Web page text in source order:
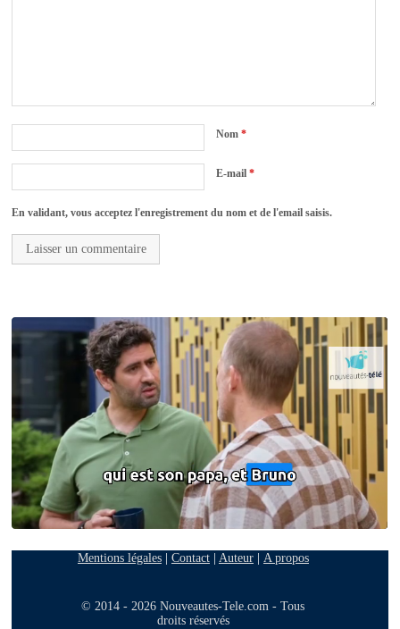
Nom*
E-mail*
En validant, vous acceptez l'enregistrement du nom et de l'email saisis.
Mentions légales| Contact| Auteur| A propos
© 2014 - 2026 Nouveautes-Tele.com - Tous
droits réservés